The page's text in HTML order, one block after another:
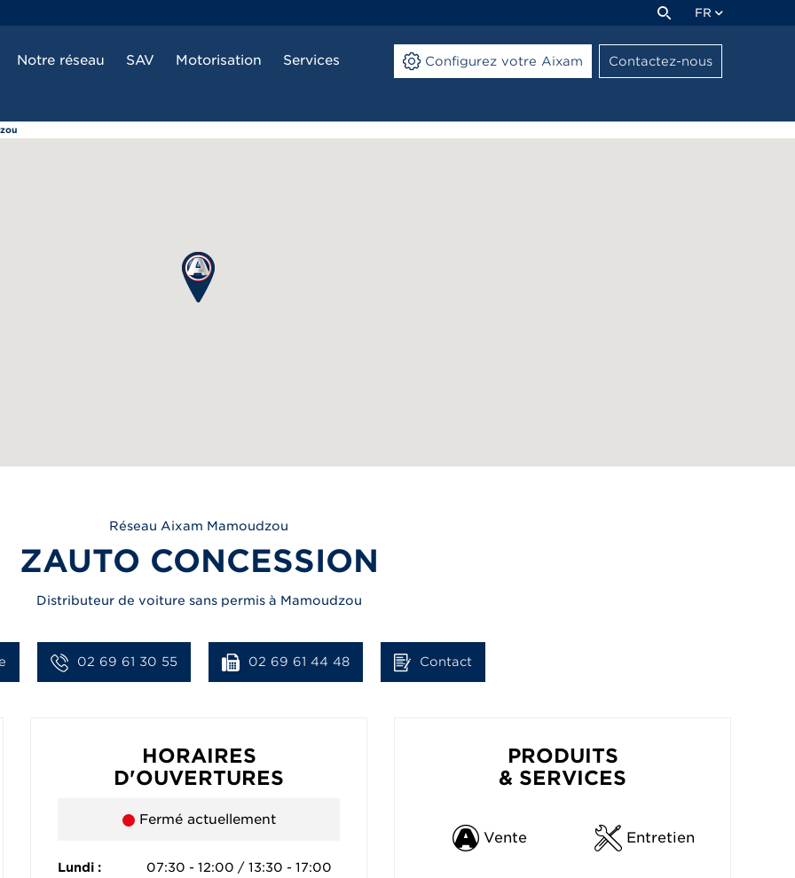
FR
Notre réseau SAV Motorisation Services Configurez votre Aixam Contactez-nous
Réseau Aixam Mamoudzou
ZAUTO CONCESSION
Distributeur de voiture sans permis à Mamoudzou
02 69 61 30 55 02 69 61 44 48 Contact
HORAIRES
D'OUVERTURES
Fermé actuellement
Lundi :
07:30 - 12:00 / 13:30 - 17:00
PRODUITS
& SERVICES
Vente Entretien